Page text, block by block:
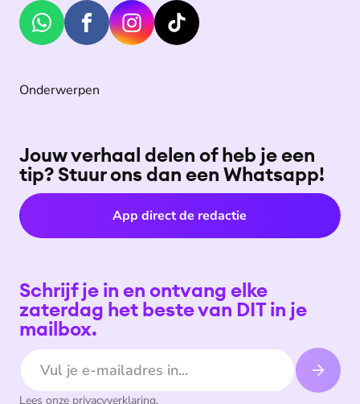
Onderwerpen
Jouw verhaal delen of heb je een
tip? Stuur ons dan een Whatsapp!
App direct de redactie
Schrijf je in en ontvang elke
zaterdag het beste van DIT in je
mailbox.
E-mailadres
Lees onze privacyverklaring.